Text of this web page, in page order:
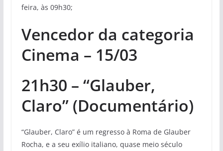
feira, às 09h30;
Vencedor da categoria
Cinema – 15/03
21h30 – “Glauber,
Claro” (Documentário)
“Glauber, Claro” é um regresso à Roma de Glauber
Rocha, e a seu exílio italiano, quase meio século